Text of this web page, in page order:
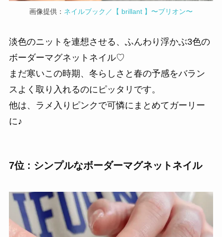
画像提供： ネイルブック／【 brillant 】〜ブリオン〜
淡色のニットを連想させる、ふんわり浮かぶ3色の
ボーダーマグネットネイル♡
まだ寒いこの時期、冬らしさと春の予感をバラン
スよく取り入れるのにピッタリです。
他は、ラメ入りピンクで可憐にまとめてガーリー
に♪
7位 : シンプルなボーダーマグネットネイル